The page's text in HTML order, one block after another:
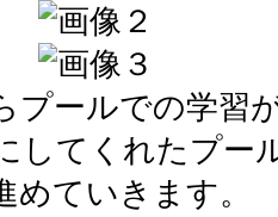
プールでの学習
してくれたプー
めていきます。